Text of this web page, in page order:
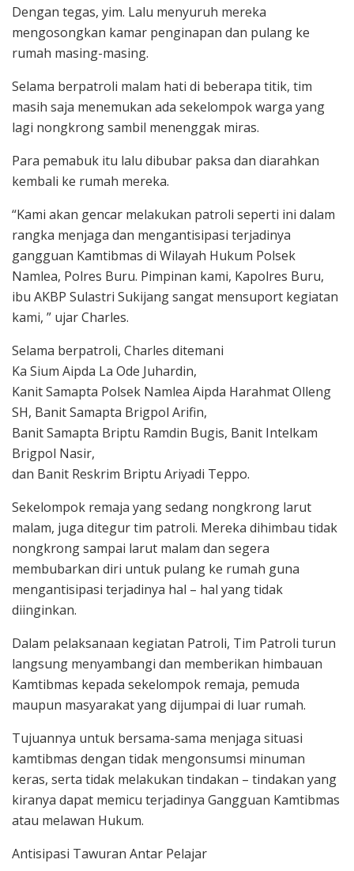
Dengan tegas, yim. Lalu menyuruh mereka
mengosongkan kamar penginapan dan pulang ke
rumah masing-masing.
Selama berpatroli malam hati di beberapa titik, tim
masih saja menemukan ada sekelompok warga yang
lagi nongkrong sambil menenggak miras.
Para pemabuk itu lalu dibubar paksa dan diarahkan
kembali ke rumah mereka.
“Kami akan gencar melakukan patroli seperti ini dalam
rangka menjaga dan mengantisipasi terjadinya
gangguan Kamtibmas di Wilayah Hukum Polsek
Namlea, Polres Buru. Pimpinan kami, Kapolres Buru,
ibu AKBP Sulastri Sukijang sangat mensuport kegiatan
kami, ” ujar Charles.
Selama berpatroli, Charles ditemani
Ka Sium Aipda La Ode Juhardin,
Kanit Samapta Polsek Namlea Aipda Harahmat Olleng
SH, Banit Samapta Brigpol Arifin,
Banit Samapta Briptu Ramdin Bugis, Banit Intelkam
Brigpol Nasir,
dan Banit Reskrim Briptu Ariyadi Teppo.
Sekelompok remaja yang sedang nongkrong larut
malam, juga ditegur tim patroli. Mereka dihimbau tidak
nongkrong sampai larut malam dan segera
membubarkan diri untuk pulang ke rumah guna
mengantisipasi terjadinya hal – hal yang tidak
diinginkan.
Dalam pelaksanaan kegiatan Patroli, Tim Patroli turun
langsung menyambangi dan memberikan himbauan
Kamtibmas kepada sekelompok remaja, pemuda
maupun masyarakat yang dijumpai di luar rumah.
Tujuannya untuk bersama-sama menjaga situasi
kamtibmas dengan tidak mengonsumsi minuman
keras, serta tidak melakukan tindakan – tindakan yang
kiranya dapat memicu terjadinya Gangguan Kamtibmas
atau melawan Hukum.
Antisipasi Tawuran Antar Pelajar